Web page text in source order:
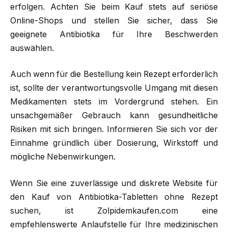
erfolgen. Achten Sie beim Kauf stets auf seriöse
Online-Shops und stellen Sie sicher, dass Sie
geeignete Antibiotika für Ihre Beschwerden
auswählen.
Auch wenn für die Bestellung kein Rezept erforderlich
ist, sollte der verantwortungsvolle Umgang mit diesen
Medikamenten stets im Vordergrund stehen. Ein
unsachgemäßer Gebrauch kann gesundheitliche
Risiken mit sich bringen. Informieren Sie sich vor der
Einnahme gründlich über Dosierung, Wirkstoff und
mögliche Nebenwirkungen.
Wenn Sie eine zuverlässige und diskrete Website für
den Kauf von Antibiotika-Tabletten ohne Rezept
suchen, ist Zolpidemkaufen.com eine
empfehlenswerte Anlaufstelle für Ihre medizinischen